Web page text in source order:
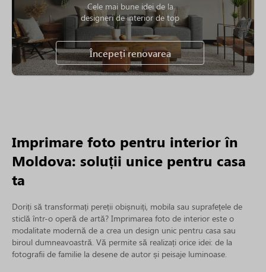
Cele mai bune idei de la
designeri de interior de top
Începeți renovarea
Imprimare foto pentru interior în
Moldova: soluții unice pentru casa
ta
Doriți să transformați pereții obișnuiți, mobila sau suprafețele de
sticlă într-o operă de artă? Imprimarea foto de interior este o
modalitate modernă de a crea un design unic pentru casa sau
biroul dumneavoastră. Vă permite să realizați orice idei: de la
fotografii de familie la desene de autor și peisaje luminoase.